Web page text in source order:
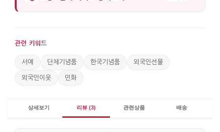
지름 : 7.5cm. 높이 : 4.5cm.
관련 키워드
서예 단체기념품 한국기념품 외국인선물
외국인이웃 민화
상세보기 리뷰 (3) 관련상품 배송